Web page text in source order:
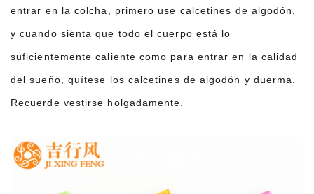
entrar en la colcha, primero use calcetines de algodón,
y cuando sienta que todo el cuerpo está lo
suficientemente caliente como para entrar en la calidad
del sueño, quítese los calcetines de algodón y duerma.
Recuerde vestirse holgadamente.